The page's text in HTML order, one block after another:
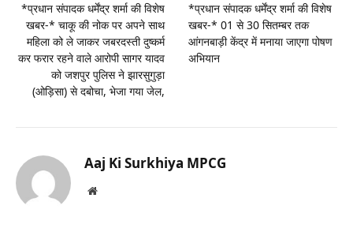
*प्रधान संपादक धर्मेंद्र शर्मा की विशेष
खबर-* चाकू की नोक पर अपने साथ
महिला को ले जाकर जबरदस्ती दुष्कर्म
कर फरार रहने वाले आरोपी सागर यादव
को जशपुर पुलिस ने झारसुगुड़ा
(ओड़िसा) से दबोचा, भेजा गया जेल,
*प्रधान संपादक धर्मेंद्र शर्मा की विशेष
खबर-* 01 से 30 सितम्बर तक
आंगनबाड़ी केंद्र में मनाया जाएगा पोषण
अभियान
Aaj Ki Surkhiya MPCG
Website